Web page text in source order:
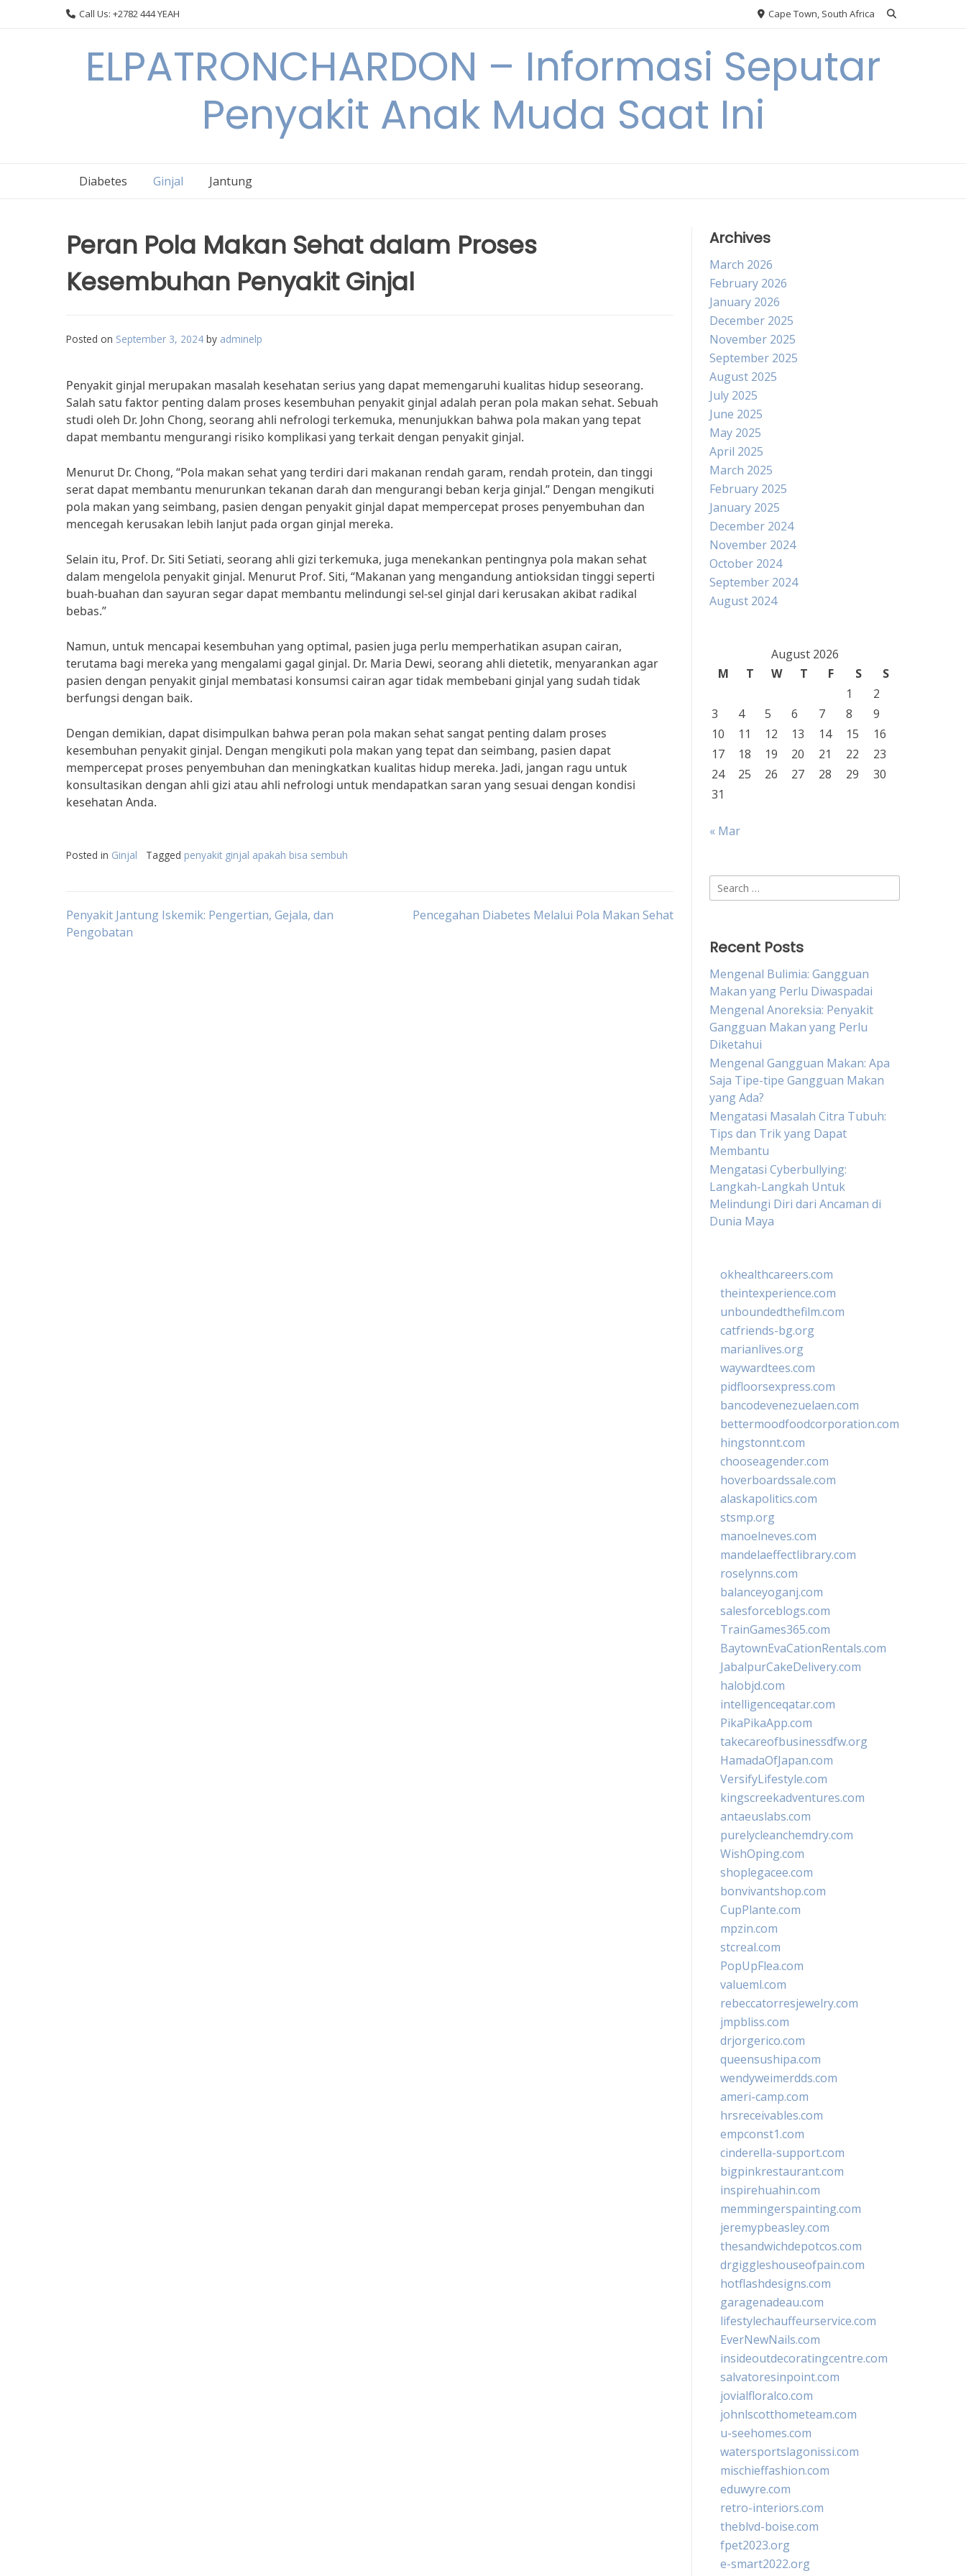
Call Us: +2782 444 YEAH Cape Town, South Africa
ELPATRONCHARDON – Informasi Seputar
Penyakit Anak Muda Saat Ini
Diabetes Ginjal Jantung
Peran Pola Makan Sehat dalam Proses
Kesembuhan Penyakit Ginjal
Posted on September 3, 2024 by adminelp
Penyakit ginjal merupakan masalah kesehatan serius yang dapat memengaruhi kualitas hidup seseorang.
Salah satu faktor penting dalam proses kesembuhan penyakit ginjal adalah peran pola makan sehat. Sebuah
studi oleh Dr. John Chong, seorang ahli nefrologi terkemuka, menunjukkan bahwa pola makan yang tepat
dapat membantu mengurangi risiko komplikasi yang terkait dengan penyakit ginjal.
Menurut Dr. Chong, “Pola makan sehat yang terdiri dari makanan rendah garam, rendah protein, dan tinggi
serat dapat membantu menurunkan tekanan darah dan mengurangi beban kerja ginjal.” Dengan mengikuti
pola makan yang seimbang, pasien dengan penyakit ginjal dapat mempercepat proses penyembuhan dan
mencegah kerusakan lebih lanjut pada organ ginjal mereka.
Selain itu, Prof. Dr. Siti Setiati, seorang ahli gizi terkemuka, juga menekankan pentingnya pola makan sehat
dalam mengelola penyakit ginjal. Menurut Prof. Siti, “Makanan yang mengandung antioksidan tinggi seperti
buah-buahan dan sayuran segar dapat membantu melindungi sel-sel ginjal dari kerusakan akibat radikal
bebas.”
Namun, untuk mencapai kesembuhan yang optimal, pasien juga perlu memperhatikan asupan cairan,
terutama bagi mereka yang mengalami gagal ginjal. Dr. Maria Dewi, seorang ahli dietetik, menyarankan agar
pasien dengan penyakit ginjal membatasi konsumsi cairan agar tidak membebani ginjal yang sudah tidak
berfungsi dengan baik.
Dengan demikian, dapat disimpulkan bahwa peran pola makan sehat sangat penting dalam proses
kesembuhan penyakit ginjal. Dengan mengikuti pola makan yang tepat dan seimbang, pasien dapat
mempercepat proses penyembuhan dan meningkatkan kualitas hidup mereka. Jadi, jangan ragu untuk
konsultasikan dengan ahli gizi atau ahli nefrologi untuk mendapatkan saran yang sesuai dengan kondisi
kesehatan Anda.
Posted in Ginjal Tagged penyakit ginjal apakah bisa sembuh
Post
Penyakit Jantung Iskemik: Pengertian, Gejala, dan
Pengobatan
Pencegahan Diabetes Melalui Pola Makan Sehat
Archives
March 2026
February 2026
January 2026
December 2025
November 2025
September 2025
August 2025
July 2025
June 2025
May 2025
April 2025
March 2025
February 2025
January 2025
December 2024
November 2024
October 2024
September 2024
August 2024
August 2026
M
T W T F S
S
1
2
3
4 5 6 7 8
9
10
11 12 13 14 15
16
17
18 19 20 21 22
23
24
25 26 27 28 29
30
31
« Mar
Search
for:
Recent Posts
Mengenal Bulimia: Gangguan
Makan yang Perlu Diwaspadai
Mengenal Anoreksia: Penyakit
Gangguan Makan yang Perlu
Diketahui
Mengenal Gangguan Makan: Apa
Saja Tipe-tipe Gangguan Makan
yang Ada?
Mengatasi Masalah Citra Tubuh:
Tips dan Trik yang Dapat
Membantu
Mengatasi Cyberbullying:
Langkah-Langkah Untuk
Melindungi Diri dari Ancaman di
Dunia Maya
okhealthcareers.com
theintexperience.com
unboundedthefilm.com
catfriends-bg.org
marianlives.org
waywardtees.com
pidfloorsexpress.com
bancodevenezuelaen.com
bettermoodfoodcorporation.com
hingstonnt.com
chooseagender.com
hoverboardssale.com
alaskapolitics.com
stsmp.org
manoelneves.com
mandelaeffectlibrary.com
roselynns.com
balanceyoganj.com
salesforceblogs.com
TrainGames365.com
BaytownEvaCationRentals.com
JabalpurCakeDelivery.com
halobjd.com
intelligenceqatar.com
PikaPikaApp.com
takecareofbusinessdfw.org
HamadaOfJapan.com
VersifyLifestyle.com
kingscreekadventures.com
antaeuslabs.com
purelycleanchemdry.com
WishOping.com
shoplegacee.com
bonvivantshop.com
CupPlante.com
mpzin.com
stcreal.com
PopUpFlea.com
valueml.com
rebeccatorresjewelry.com
jmpbliss.com
drjorgerico.com
queensushipa.com
wendyweimerdds.com
ameri-camp.com
hrsreceivables.com
empconst1.com
cinderella-support.com
bigpinkrestaurant.com
inspirehuahin.com
memmingerspainting.com
jeremypbeasley.com
thesandwichdepotcos.com
drgiggleshouseofpain.com
hotflashdesigns.com
garagenadeau.com
lifestylechauffeurservice.com
EverNewNails.com
insideoutdecoratingcentre.com
salvatoresinpoint.com
jovialfloralco.com
johnlscotthometeam.com
u-seehomes.com
watersportslagonissi.com
mischieffashion.com
eduwyre.com
retro-interiors.com
theblvd-boise.com
fpet2023.org
e-smart2022.org